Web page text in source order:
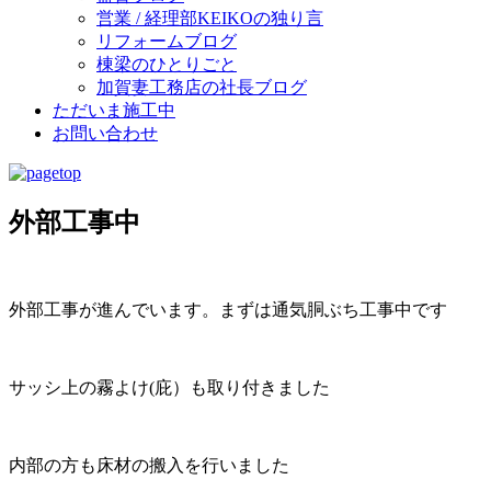
営業 / 経理部KEIKOの独り言
リフォームブログ
棟梁のひとりごと
加賀妻工務店の社長ブログ
ただいま施工中
お問い合わせ
外部工事中
外部工事が進んでいます。まずは通気胴ぶち工事中です
サッシ上の霧よけ(庇）も取り付きました
内部の方も床材の搬入を行いました